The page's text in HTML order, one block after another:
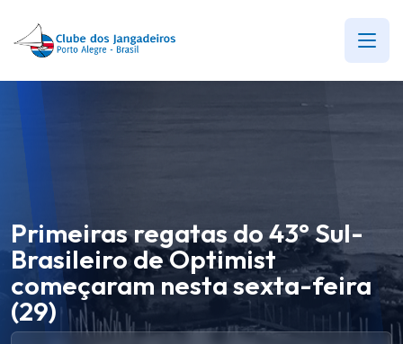
Primeiras regatas do 43° Sul-
Brasileiro de Optimist
começaram nesta sexta-feira
(29)